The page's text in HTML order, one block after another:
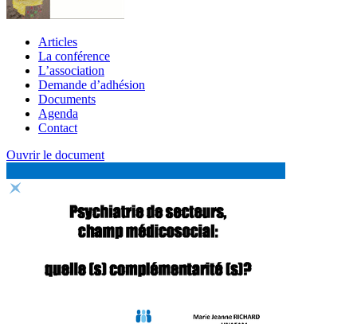
Articles
La conférence
L’association
Demande d’adhésion
Documents
Agenda
Contact
Ouvrir le document